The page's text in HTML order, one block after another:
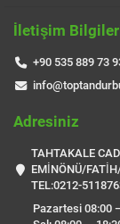
İletişim
+90 535 889 73
Adresiniz
TAHTAKALE
EMİNÖNÜ/
TEL:0212-
Pazartesi 08:00